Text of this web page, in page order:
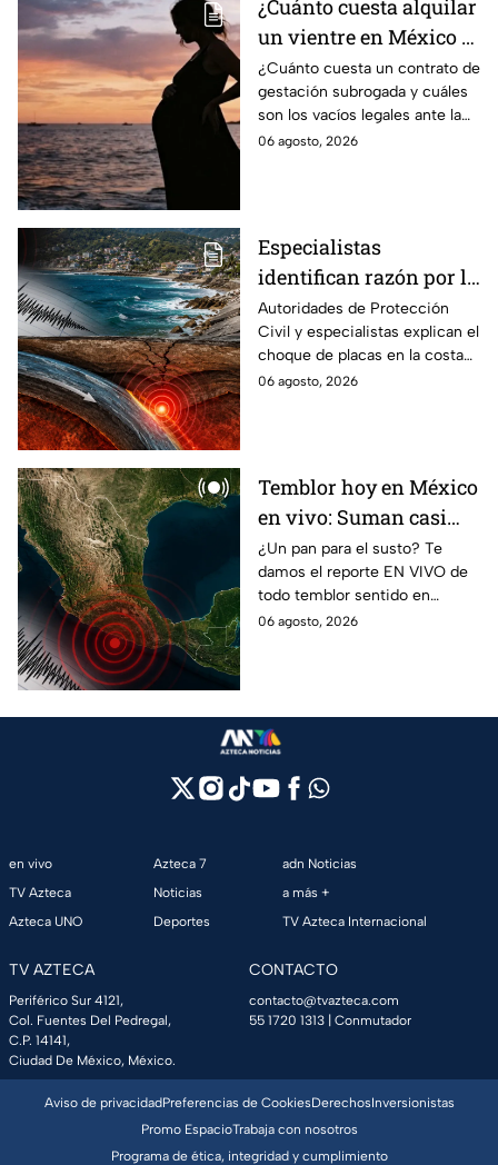
¿Cuánto cuesta alquilar
un vientre en México y
en qué estados se
permite la gestación
subrogada?
¿Cuánto cuesta un contrato de
gestación subrogada y cuáles
son los vacíos legales ante la
falta de una ley federal que
06 agosto, 2026
Especialistas
identifican razón por la
que tiembla tanto en
Guerrero
Autoridades de Protección
Civil y especialistas explican el
choque de placas en la costa
de Guerrero; ¿cuál es el sismo
06 agosto, 2026
Temblor hoy en México
en vivo: Suman casi
mil 500 réplicas del
sismo ocurrido en
Chiapas
¿Un pan para el susto? Te
damos el reporte EN VIVO de
todo temblor sentido en
México con epicentro,
06 agosto, 2026
en vivo
TV Azteca
Azteca UNO
Azteca 7
Noticias
Deportes
adn Noticias
a más +
TV Azteca Internacional
TV AZTECA
Periférico Sur 4121,
Col. Fuentes Del Pedregal,
C.P. 14141,
Ciudad De México, México.
CONTACTO
contacto@tvazteca.com
55 1720 1313 | Conmutador
Aviso de privacidadPreferencias de CookiesDerechosInversionistas
Promo EspacioTrabaja con nosotros
Programa de ética, integridad y cumplimiento